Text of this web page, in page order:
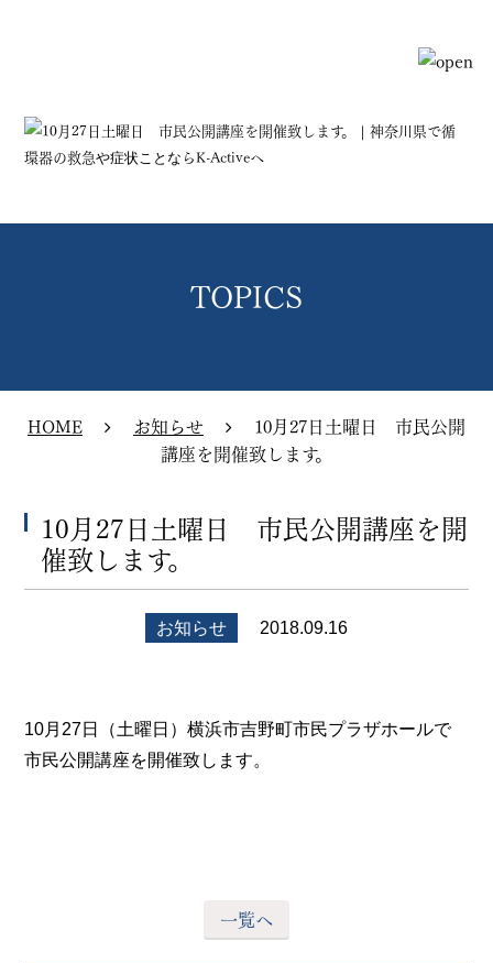
TOPICS
HOME お知らせ
10月27日土曜日 市民公開
講座を開催致します。
10月27日土曜日 市民公開講座を開
催致します。
お知らせ 2018.09.16
10月27日（土曜日）横浜市吉野町市民プラザホールで
市民公開講座を開催致します。
一覧へ